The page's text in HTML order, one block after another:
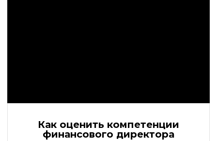
Как оценить компетенции
финансового директора